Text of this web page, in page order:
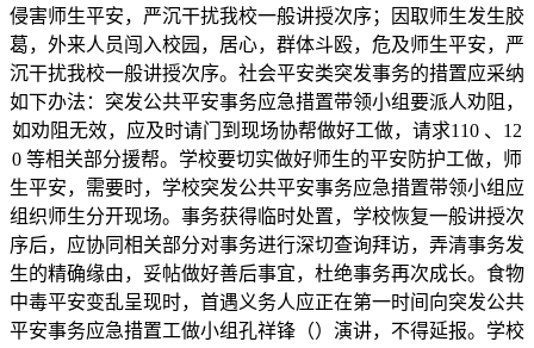
侵害师生平安，严沉干扰我校一般讲授次序；因取师生发生胶
葛，外来人员闯入校园，居心，群体斗殴，危及师生平安，严
沉干扰我校一般讲授次序。社会平安类突发事务的措置应采纳
如下办法：突发公共平安事务应急措置带领小组要派人劝阻，
如劝阻无效，应及时请门到现场协帮做好工做，请求110 、12
0 等相关部分援帮。学校要切实做好师生的平安防护工做，师
生平安，需要时，学校突发公共平安事务应急措置带领小组应
组织师生分开现场。事务获得临时处置，学校恢复一般讲授次
序后，应协同相关部分对事务进行深切查询拜访，弄清事务发
生的精确缘由，妥帖做好善后事宜，杜绝事务再次成长。食物
中毒平安变乱呈现时，首遇义务人应正在第一时间向突发公共
平安事务应急措置工做小组孔祥锋（）演讲，不得延报。学校